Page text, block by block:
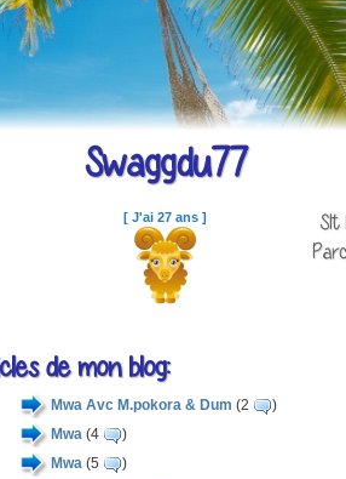
Swaggdu77
[ J'ai 27 ans ]
Slt
de mon blog:
Mwa Avc M.pokora & Dum (2
)
Mwa (4
)
Mwa (5
)